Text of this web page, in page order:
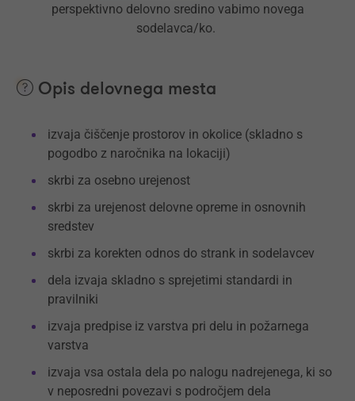
perspektivno delovno sredino vabimo novega
sodelavca/ko.
Opis delovnega mesta
izvaja čiščenje prostorov in okolice (skladno s
pogodbo z naročnika na lokaciji)
skrbi za osebno urejenost
skrbi za urejenost delovne opreme in osnovnih
sredstev
skrbi za korekten odnos do strank in sodelavcev
dela izvaja skladno s sprejetimi standardi in
pravilniki
izvaja predpise iz varstva pri delu in požarnega
varstva
izvaja vsa ostala dela po nalogu nadrejenega, ki so
v neposredni povezavi s področjem dela